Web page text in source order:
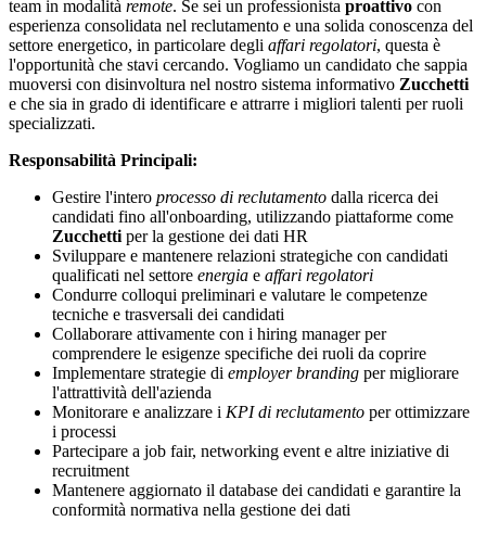
team in modalità remote. Se sei un professionista proattivo con
esperienza consolidata nel reclutamento e una solida conoscenza del
settore energetico, in particolare degli affari regolatori, questa è
l'opportunità che stavi cercando. Vogliamo un candidato che sappia
muoversi con disinvoltura nel nostro sistema informativo Zucchetti
e che sia in grado di identificare e attrarre i migliori talenti per ruoli
specializzati.
Responsabilità Principali:
Gestire l'intero processo di reclutamento dalla ricerca dei
candidati fino all'onboarding, utilizzando piattaforme come
Zucchetti per la gestione dei dati HR
Sviluppare e mantenere relazioni strategiche con candidati
qualificati nel settore energia e affari regolatori
Condurre colloqui preliminari e valutare le competenze
tecniche e trasversali dei candidati
Collaborare attivamente con i hiring manager per
comprendere le esigenze specifiche dei ruoli da coprire
Implementare strategie di employer branding per migliorare
l'attrattività dell'azienda
Monitorare e analizzare i KPI di reclutamento per ottimizzare
i processi
Partecipare a job fair, networking event e altre iniziative di
recruitment
Mantenere aggiornato il database dei candidati e garantire la
conformità normativa nella gestione dei dati